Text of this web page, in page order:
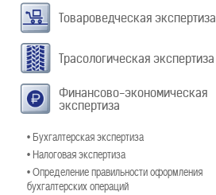
Товароведческая экспертиза
Трасологическая экспертиза
Финансово-экономическая
экспертиза
• Бухгалтерская экспертиза
• Налоговая экспертиза
• Определение правильности оформления
бухгалтерских операций